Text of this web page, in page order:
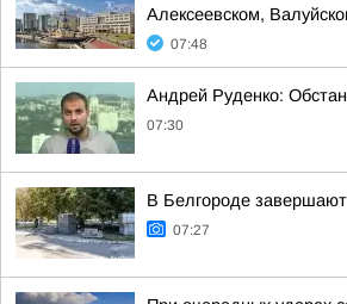
Алексеевском,
07:48
Андрей Руденко:
07:30
В Белгороде завершают
07:27